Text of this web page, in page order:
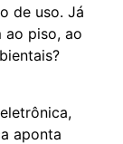
de uso. Já
ao piso, ao
aponta